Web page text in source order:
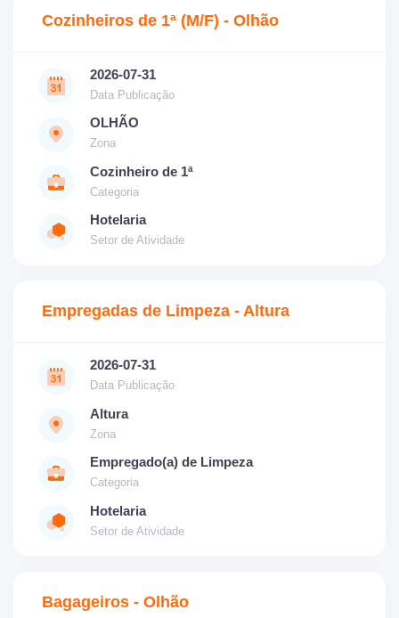
Cozinheiros de 1ª (M/F) - Olhão
2026-07-31
Data Publicação
OLHÃO
Zona
Cozinheiro de 1ª
Categoria
Hotelaria
Setor de Atividade
Empregadas de Limpeza - Altura
2026-07-31
Data Publicação
Altura
Zona
Empregado(a) de Limpeza
Categoria
Hotelaria
Setor de Atividade
Bagageiros - Olhão